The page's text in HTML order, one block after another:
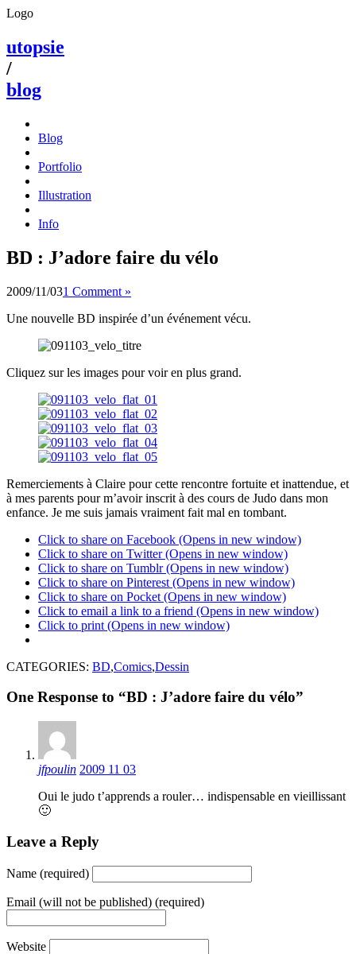
Logo
utopsie
/
blog
Blog
Portfolio
Illustration
Info
BD : J’adore faire du vélo
2009/11/031 Comment »
Une nouvelle BD inspirée d’un événement vécu.
Cliquez sur les images pour voir en plus grand.
Remerciements à Claire pour cette rencontre fortuite et inattendue, et
à mes parents pour m’avoir inscrit à des cours de Judo dans mon
enfance. Je me suis jamais vraiment fait mal en tombant.
Click to share on Facebook (Opens in new window)
Click to share on Twitter (Opens in new window)
Click to share on Tumblr (Opens in new window)
Click to share on Pinterest (Opens in new window)
Click to share on Pocket (Opens in new window)
Click to email a link to a friend (Opens in new window)
Click to print (Opens in new window)
CATEGORIES: BD,Comics,Dessin
One Response to “BD : J’adore faire du vélo”
jfpoulin 2009 11 03
Oui le judo t’apprends a rouler… indispensable en vieillissant
🙂
Leave a Reply
Name (required)
Email (will not be published) (required)
Website